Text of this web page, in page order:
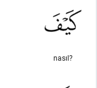
nasıl?